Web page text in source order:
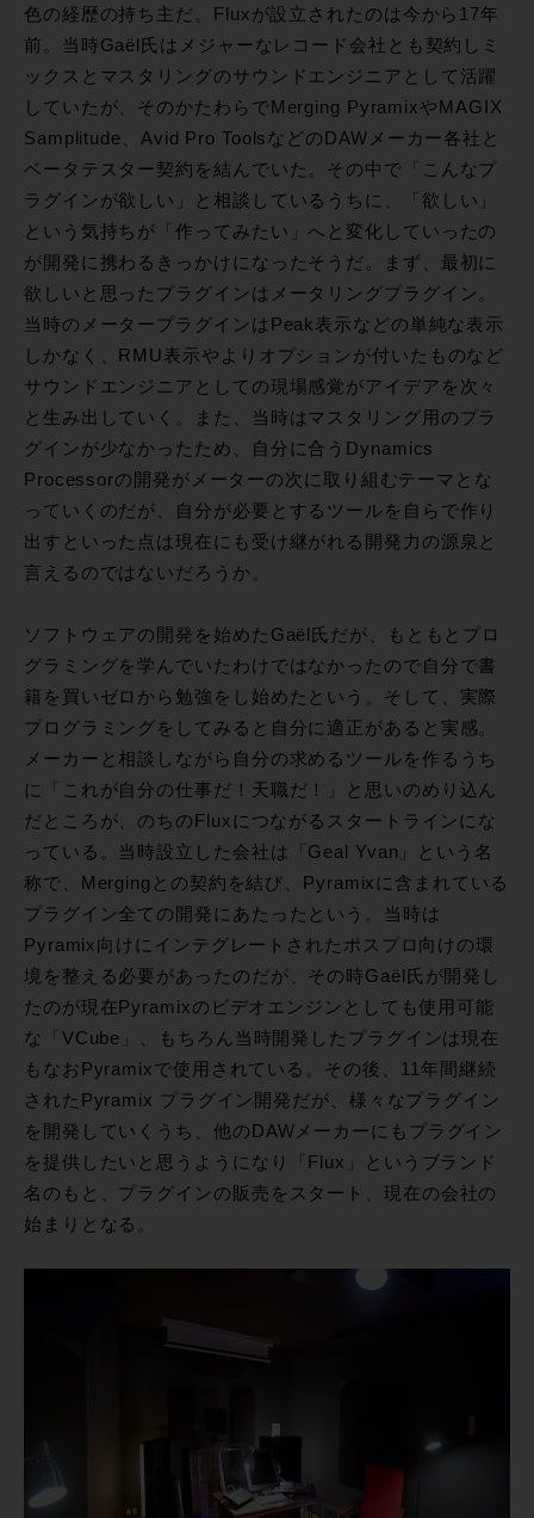
色の経歴の持ち主だ。Fluxが設立されたのは今から17年
前。当時Gaël氏はメジャーなレコード会社とも契約しミ
ックスとマスタリングのサウンドエンジニアとして活躍
していたが、そのかたわらでMerging PyramixやMAGIX
Samplitude、Avid Pro ToolsなどのDAWメーカー各社と
ベータテスター契約を結んでいた。その中で「こんなプ
ラグインが欲しい」と相談しているうちに、「欲しい」
という気持ちが「作ってみたい」へと変化していったの
が開発に携わるきっかけになったそうだ。まず、最初に
欲しいと思ったプラグインはメータリングプラグイン。
当時のメータープラグインはPeak表示などの単純な表示
しかなく、RMU表示やよりオプションが付いたものなど
サウンドエンジニアとしての現場感覚がアイデアを次々
と生み出していく。また、当時はマスタリング用のプラ
グインが少なかったため、自分に合うDynamics
Processorの開発がメーターの次に取り組むテーマとな
っていくのだが、自分が必要とするツールを自らで作り
出すといった点は現在にも受け継がれる開発力の源泉と
言えるのではないだろうか。
ソフトウェアの開発を始めたGaël氏だが、もともとプロ
グラミングを学んでいたわけではなかったので自分で書
籍を買いゼロから勉強をし始めたという。そして、実際
プログラミングをしてみると自分に適正があると実感。
メーカーと相談しながら自分の求めるツールを作るうち
に「これが自分の仕事だ！天職だ！」と思いのめり込ん
だところが、のちのFluxにつながるスタートラインにな
っている。当時設立した会社は「Geal Yvan」という名
称で、Mergingとの契約を結び、Pyramixに含まれている
プラグイン全ての開発にあたったという。当時は
Pyramix向けにインテグレートされたポスプロ向けの環
境を整える必要があったのだが、その時Gaël氏が開発し
たのが現在Pyramixのビデオエンジンとしても使用可能
な「VCube」、もちろん当時開発したプラグインは現在
もなおPyramixで使用されている。その後、11年間継続
されたPyramix プラグイン開発だが、様々なプラグイン
を開発していくうち、他のDAWメーカーにもプラグイン
を提供したいと思うようになり「Flux」というブランド
名のもと、プラグインの販売をスタート、現在の会社の
始まりとなる。